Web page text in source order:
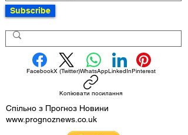
Subscribe
FacebookX (Twitter)WhatsAppLinkedInPinterest
Копіювати посилання
Спільно з Прогноз Новини
www.prognoznews.co.uk